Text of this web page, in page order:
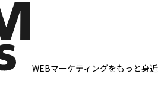
WEBマーケティングをもっと身近